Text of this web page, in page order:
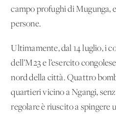
campo profughi di Mugunga,
persone.
Ultimamente, dal 14 luglio, i
dell’M23 e l’esercito
nord della città. Quattro
quartieri vicino a Ngangi,
regolare è riuscito a spingere